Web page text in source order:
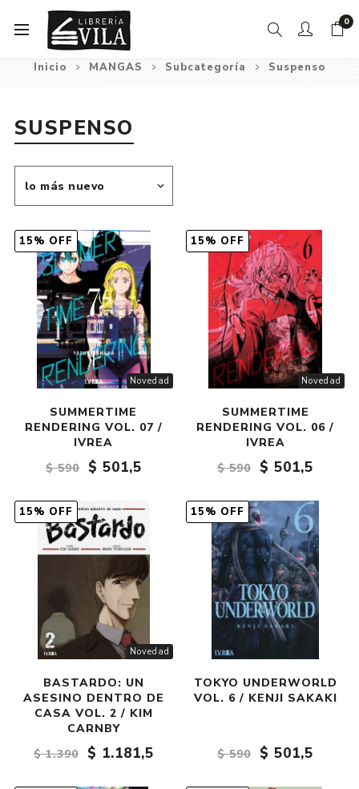
0
Inicio MANGAS Subcategoría Suspenso
SUSPENSO
Novedad
15% OFF
SUMMERTIME
RENDERING VOL. 07 /
IVREA
$ 590
$ 501,5
Novedad
15% OFF
SUMMERTIME
RENDERING VOL. 06 /
IVREA
$ 590
$ 501,5
Novedad
15% OFF
BASTARDO: UN
ASESINO DENTRO DE
CASA VOL. 2 / KIM
CARNBY
$ 1.390
$ 1.181,5
15% OFF
TOKYO UNDERWORLD
VOL. 6 / KENJI SAKAKI
$ 590 $ 501,5